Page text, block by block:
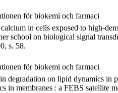
för biokemi och farmaci
in cells exposed to high-
school on biological signal
s. 58.
för biokemi och farmaci
degradation on lipid dynamics in
in membranes : a FEBS satellite